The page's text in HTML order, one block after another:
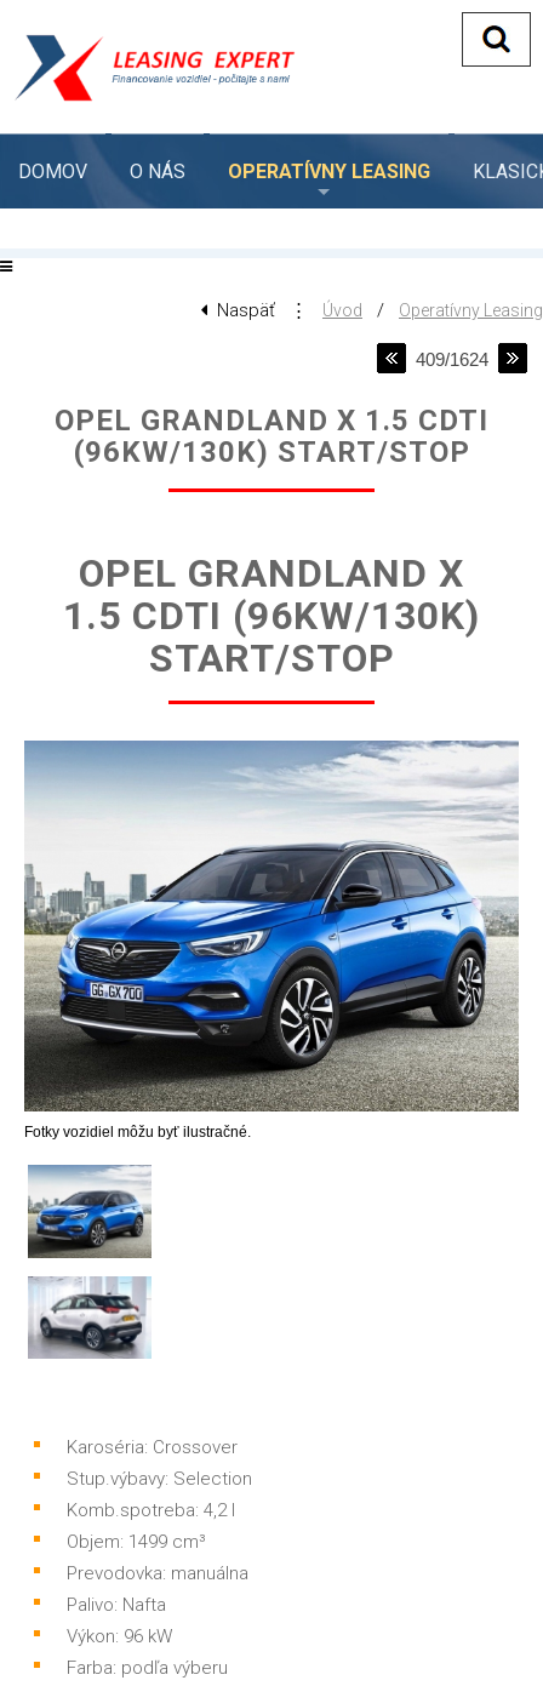
DOMOV O NÁS OPERATÍVNY LEASING
Naspäť ⋮ Úvod / Operatívny Leasing
409/1624
OPEL GRANDLAND X 1.5 CDTI
(96KW/130K) START/STOP
OPEL GRANDLAND X
1.5 CDTI (96KW/130K)
START/STOP
Fotky vozidiel môžu byť ilustračné.
Karoséria: Crossover
Stup.výbavy: Selection
Komb.spotreba: 4,2 l
Objem: 1499 cm³
Prevodovka: manuálna
Palivo: Nafta
Výkon: 96 kW
Farba: podľa výberu